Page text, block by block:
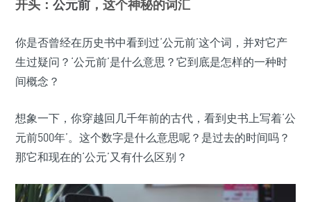
开头： 公元前 ，这个神秘的词汇
你是否曾经在历史书中看到过‘公元前’这个词，并对它产
生过疑问？‘公元前’是什么意思？它到底是怎样的一种时
间概念？
想象一下，你穿越回几千年前的古代，看到史书上写着‘公
元前500年’。这个数字是什么意思呢？是过去的时间吗？
那它和现在的‘公元’又有什么区别？